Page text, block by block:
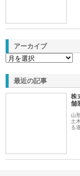
アーカイブ
最近の記事
株
舗
山
土
る